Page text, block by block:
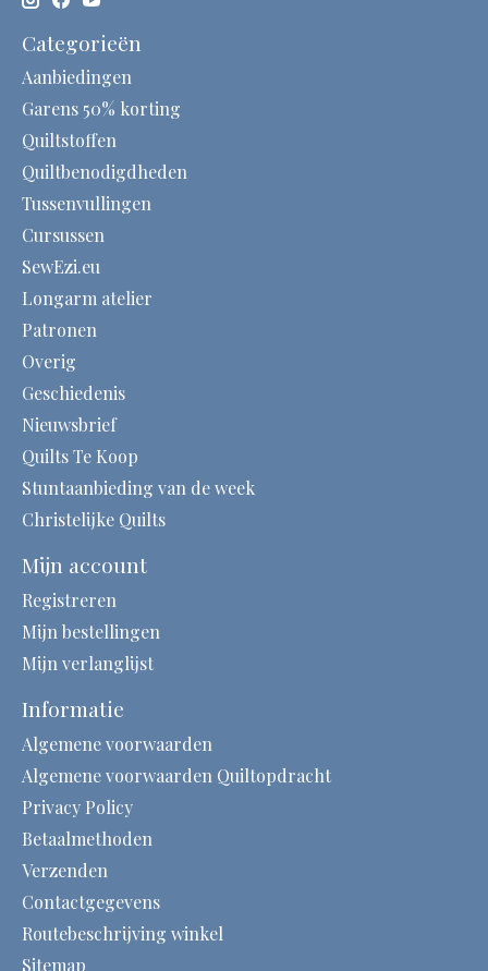
Categorieën
Aanbiedingen
Garens 50% korting
Quiltstoffen
Quiltbenodigdheden
Tussenvullingen
Cursussen
SewEzi.eu
Longarm atelier
Patronen
Overig
Geschiedenis
Nieuwsbrief
Quilts Te Koop
Stuntaanbieding van de week
Christelijke Quilts
Mijn account
Registreren
Mijn bestellingen
Mijn verlanglijst
Informatie
Algemene voorwaarden
Algemene voorwaarden Quiltopdracht
Privacy Policy
Betaalmethoden
Verzenden
Contactgegevens
Routebeschrijving winkel
Sitemap